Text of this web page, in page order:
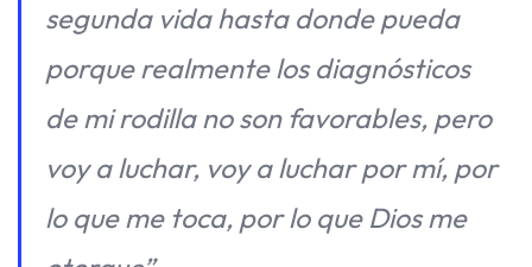
segunda vida hasta donde pueda
porque realmente los diagnósticos
de mi rodilla no son favorables, pero
voy a luchar, voy a luchar por mí, por
lo que me toca, por lo que Dios me